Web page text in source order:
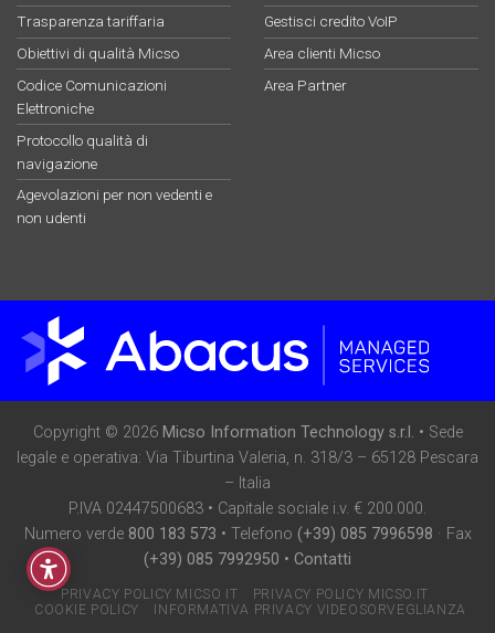
Trasparenza tariffaria
Obiettivi di qualità Micso
Codice Comunicazioni
Elettroniche
Protocollo qualità di
navigazione
Agevolazioni per non vedenti e
non udenti
Gestisci credito VoIP
Area clienti Micso
Area Partner
Copyright © 2026Micso Information Technology s.r.l. • Sede
legale e operativa: Via Tiburtina Valeria, n. 318/3 – 65128 Pescara
– Italia
P.IVA 02447500683 • Capitale sociale i.v. € 200.000.
Numero verde 800 183 573 • Telefono (+39) 085 7996598 · Fax
(+39) 085 7992950 • Contatti
PRIVACY POLICY MICSO IT
PRIVACY POLICY MICSO.IT
COOKIE POLICY
INFORMATIVA PRIVACY VIDEOSORVEGLIANZA